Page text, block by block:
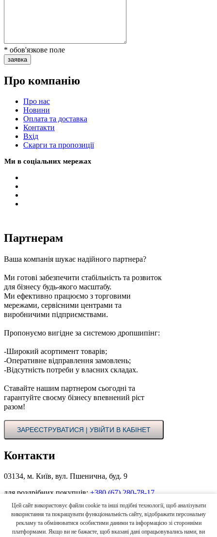
Цей сайт використовує файли cookie та інші подібні технології, щоб аналізувати
використання та покращувати функціональність сайту, відображати персональну
рекламу та обмінюватися особистими даними та інформацією зі сторонніми
платформами. Якщо ви не бажаєте, щоб вказані дані опрацьовувались нами, ви
* обов'язкове поле
заявка
Про компанію
Про нас
Новини
Оплата та доставка
Контакти
Вхiд
Скарги та пропозиції
Ми в соціальних мережах
Партнерам
Ваша компанія шукає надійного партнера?
Ми готові забезпечити стабільність та розвиток
для бізнесу будь-якого масштабу.
Ми ефективно працюємо з торговими
мережами, сервісними центрами та
виробничими підприємствами.
Пропонуємо вигідне за системою дропшипінг:
-Широкий асортимент товарів;
-Оперативне відправлення замовлень;
-Відсутність потреби у власних складах.
Ставайте нашим партнером сьогодні та
гарантуйте своєму бізнесу впевнений ріст
разом!
ЗАРЕЄСТРУВАТИСЯ | УВІЙТИ В КАБІНЕТ
Контакти
03134, м. Київ, вул. Пшенична, буд. 9
для роздрібних покупців: +380 (67) 280-78-17
для оптових покупців в Україні:+380 (44) 496-00-55 +380 (67)
862-33-33
для іноземних покупців:+380 (67) 658-16-64(Viber, WhatsApp)